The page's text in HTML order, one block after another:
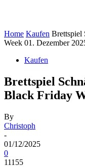
Home Kaufen Brettspiel
Week 01. Dezember
Kaufen
Brettspiel
Black Friday
By
Christoph
-
01/12/2025
0
11155